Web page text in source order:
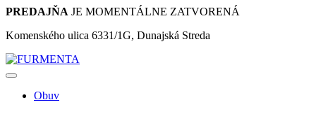
PREDAJŇA JE MOMENTÁLNE ZATVORENÁ
Komenského ulica 6331/1G, Dunajská Streda
Obuv